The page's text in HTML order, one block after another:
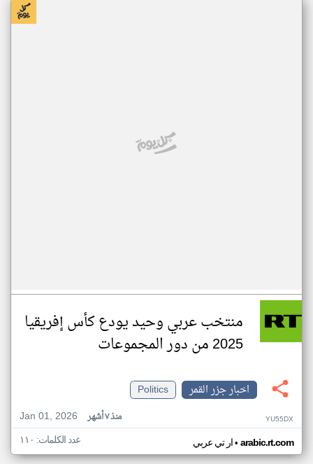
منتخب عربي وحيد يودع كأس إفريقيا
2025 من دور المجموعات
اخبار جزر القمر
Politics
Jan 01, 2026
منذ ٧ أشهر YU55DX
ار تي عربي• arabic.rt.com عدد الكلمات: ١١٠